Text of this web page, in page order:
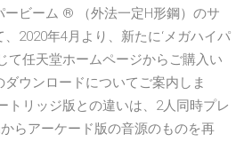
ービーム ® （外法一定H形鋼）のサ
2020年4月より、新たに‘メガハイパ
て任天堂ホームページからご購入い
ウンロードについてご案内しま
トリッジ版との違いは、2人同時プレ
らアーケード版の音源のものを再